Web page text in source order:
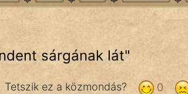
sárgának lát"
0
Tetszik ez a közmondás?